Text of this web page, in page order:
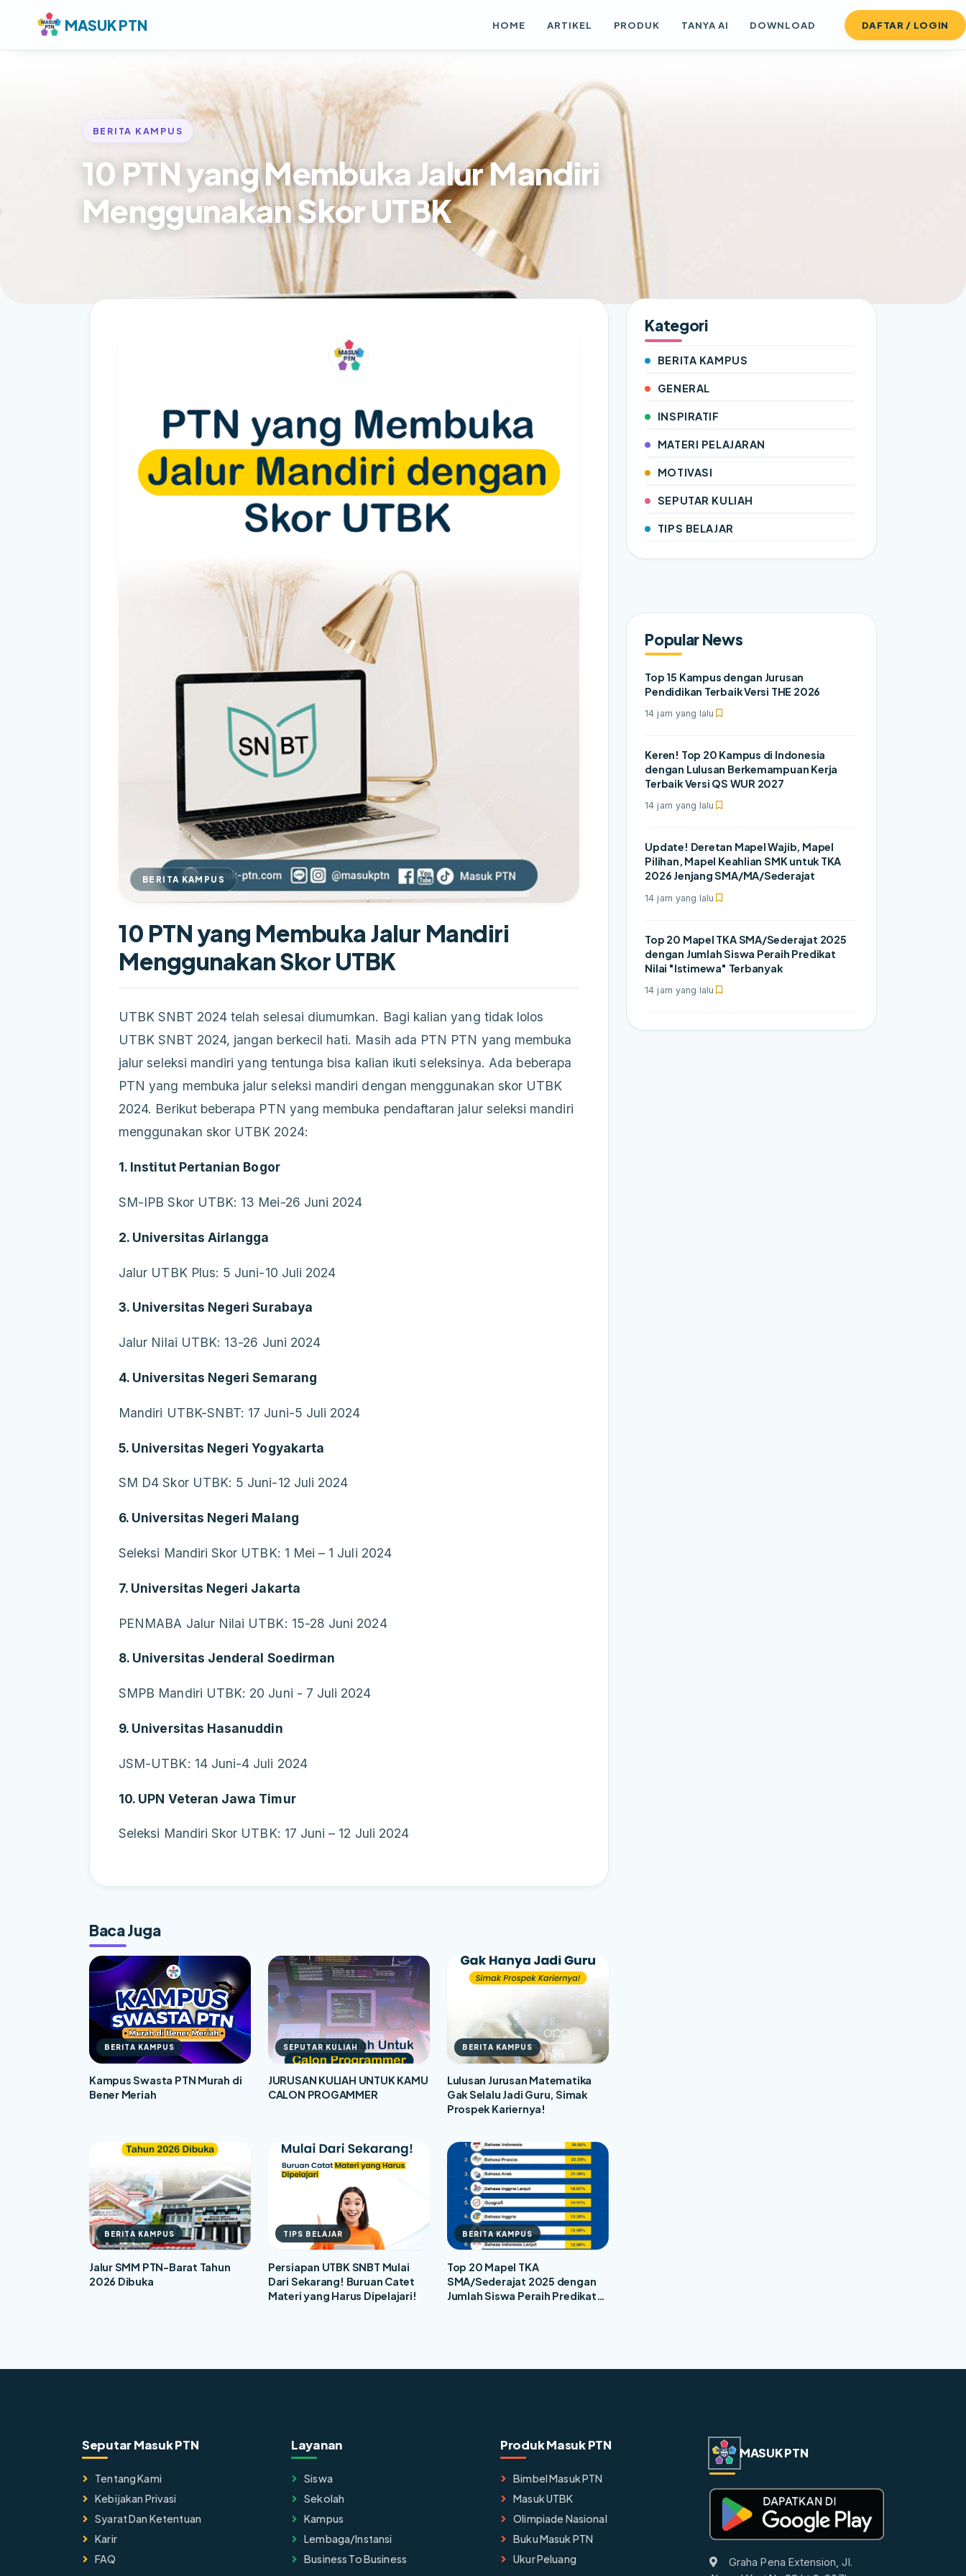
MASUK PTN HOME ARTIKEL PRODUK TANYA AI DOWNLOAD DAFTAR / LOGIN
BERITA KAMPUS
10 PTN yang Membuka Jalur Mandiri
Menggunakan Skor UTBK
BERITA KAMPUS
10 PTN yang Membuka Jalur Mandiri
Menggunakan Skor UTBK
UTBK SNBT 2024 telah selesai diumumkan. Bagi kalian yang tidak lolos
UTBK SNBT 2024, jangan berkecil hati. Masih ada PTN PTN yang membuka
jalur seleksi mandiri yang tentunga bisa kalian ikuti seleksinya. Ada beberapa
PTN yang membuka jalur seleksi mandiri dengan menggunakan skor UTBK
2024. Berikut beberapa PTN yang membuka pendaftaran jalur seleksi mandiri
menggunakan skor UTBK 2024:
1. Institut Pertanian Bogor
SM-IPB Skor UTBK: 13 Mei-26 Juni 2024
2. Universitas Airlangga
Jalur UTBK Plus: 5 Juni-10 Juli 2024
3. Universitas Negeri Surabaya
Jalur Nilai UTBK: 13-26 Juni 2024
4. Universitas Negeri Semarang
Mandiri UTBK-SNBT: 17 Juni-5 Juli 2024
5. Universitas Negeri Yogyakarta
SM D4 Skor UTBK: 5 Juni-12 Juli 2024
6. Universitas Negeri Malang
Seleksi Mandiri Skor UTBK: 1 Mei – 1 Juli 2024
7. Universitas Negeri Jakarta
PENMABA Jalur Nilai UTBK: 15-28 Juni 2024
8. Universitas Jenderal Soedirman
SMPB Mandiri UTBK: 20 Juni - 7 Juli 2024
9. Universitas Hasanuddin
JSM-UTBK: 14 Juni-4 Juli 2024
10. UPN Veteran Jawa Timur
Seleksi Mandiri Skor UTBK: 17 Juni – 12 Juli 2024
Baca Juga
BERITA KAMPUS
Kampus Swasta PTN Murah di
Bener Meriah
SEPUTAR KULIAH
JURUSAN KULIAH UNTUK KAMU
CALON PROGAMMER
BERITA KAMPUS
Lulusan Jurusan Matematika
Gak Selalu Jadi Guru, Simak
Prospek Kariernya!
BERITA KAMPUS
Jalur SMM PTN-Barat Tahun
2026 Dibuka
TIPS BELAJAR
Persiapan UTBK SNBT Mulai
Dari Sekarang! Buruan Catet
Materi yang Harus Dipelajari!
BERITA KAMPUS
Top 20 Mapel TKA
SMA/Sederajat 2025 dengan
Jumlah Siswa Peraih Predikat
Kategori
BERITA KAMPUS
GENERAL
INSPIRATIF
MATERI PELAJARAN
MOTIVASI
SEPUTAR KULIAH
TIPS BELAJAR
Popular News
Top 15 Kampus dengan Jurusan
Pendidikan Terbaik Versi THE 2026
14 jam yang lalu
Keren! Top 20 Kampus di Indonesia
dengan Lulusan Berkemampuan Kerja
Terbaik Versi QS WUR 2027
14 jam yang lalu
Update! Deretan Mapel Wajib, Mapel
Pilihan, Mapel Keahlian SMK untuk TKA
2026 Jenjang SMA/MA/Sederajat
14 jam yang lalu
Top 20 Mapel TKA SMA/Sederajat 2025
dengan Jumlah Siswa Peraih Predikat
Nilai "Istimewa" Terbanyak
14 jam yang lalu
Seputar Masuk PTN
Tentang Kami
Kebijakan Privasi
Syarat Dan Ketentuan
Karir
FAQ
Layanan
Siswa
Sekolah
Kampus
Lembaga/instansi
Business To Business
Produk Masuk PTN
Bimbel Masuk PTN
Masuk UTBK
Olimpiade Nasional
Buku Masuk PTN
Ukur Peluang
MASUK PTN
Graha Pena Extension, Jl.